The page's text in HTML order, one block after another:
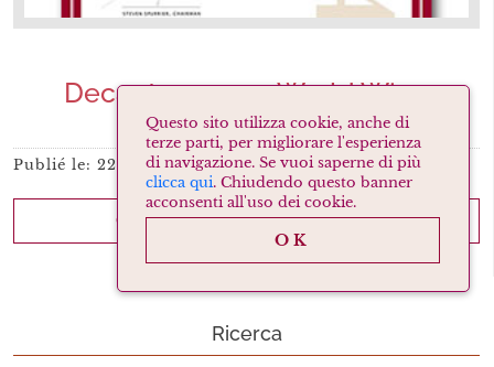
Decanter 2014 – World Wine
Awards – Argent
Publié le: 22/11/2014
CONTINUE READING
Ricerca
Questo sito utilizza cookie, anche di
terze parti, per migliorare l'esperienza
di navigazione. Se vuoi saperne di più
clicca qui. Chiudendo questo banner
acconsenti all'uso dei cookie.
OK